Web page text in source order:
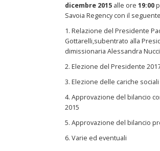
dicembre 2015 alle ore 19:00
Savoia Regency con il
1. Relazione del Presidente
Gottarelli,subentrato alla
dimissionaria Alessandra Nucci
2. Elezione del Presidente
3. Elezione delle cariche sociali
4. Approvazione del bilancio
2015
5. Approvazione del bilancio
6. Varie ed eventuali